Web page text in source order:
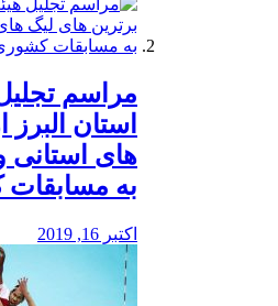
مراسم
استان
های استانی
به
اکتبر 16, 2019